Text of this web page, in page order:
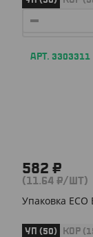
АРТ. 3303311
582 ₽
(11.64 ₽/ШТ)
Упаковка ECO
УП (50) КОР